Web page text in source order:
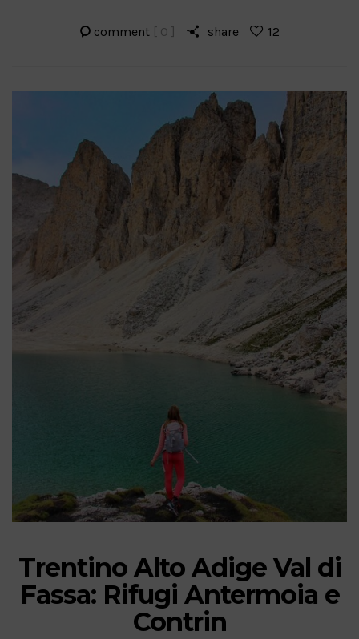
comment [ 0 ] share 12
Trentino Alto Adige Val di
Fassa: Rifugi Antermoia e
Contrin